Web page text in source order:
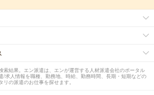
索結果。エン派遣は、エンが運営する人材派遣会社のポータル
/求人情報を職種、勤務地、時給、勤務時間、長期・短期などの
の派遣のお仕事を探せます。